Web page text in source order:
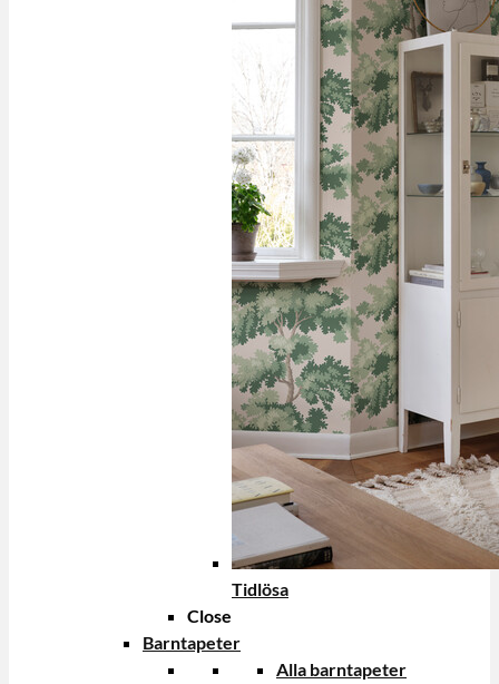
Tidlösa
Close
Barntapeter
Alla barntapeter